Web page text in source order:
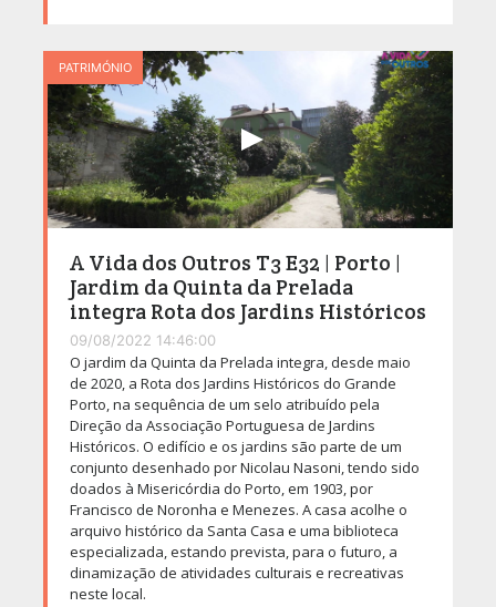
PATRIMÓNIO
A Vida dos Outros T3 E32 | Porto |
Jardim da Quinta da Prelada
integra Rota dos Jardins Históricos
09/08/2022 14:46:00
O jardim da Quinta da Prelada integra, desde maio
de 2020, a Rota dos Jardins Históricos do Grande
Porto, na sequência de um selo atribuído pela
Direção da Associação Portuguesa de Jardins
Históricos. O edifício e os jardins são parte de um
conjunto desenhado por Nicolau Nasoni, tendo sido
doados à Misericórdia do Porto, em 1903, por
Francisco de Noronha e Menezes. A casa acolhe o
arquivo histórico da Santa Casa e uma biblioteca
especializada, estando prevista, para o futuro, a
dinamização de atividades culturais e recreativas
neste local.